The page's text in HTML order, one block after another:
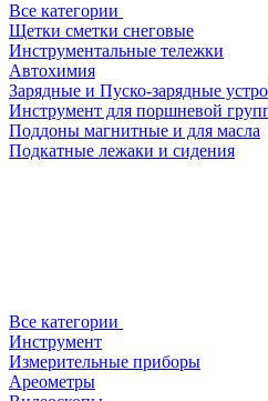
Все категории
Щетки сметки снеговые
Инструментальные тележки
Автохимия
Зарядные и Пуско-зарядные
Инструмент для поршневой
Поддоны магнитные и для масла
Подкатные лежаки и сидения
Все категории
Инструмент
Измерительные приборы
Ареометры